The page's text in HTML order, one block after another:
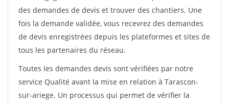
des demandes de devis et trouver des chantiers. Une
fois la demande validée, vous recevrez des demandes
de devis enregistrées depuis les plateformes et sites de
tous les partenaires du réseau.
Toutes les demandes devis sont vérifiées par notre
service Qualité avant la mise en relation à Tarascon-
sur-ariege. Un processus qui permet de vérifier la